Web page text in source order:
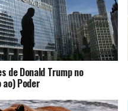
de Donald Trump no
Poder